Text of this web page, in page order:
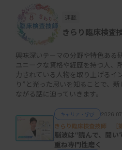
された検査業務をしっかり
した。認定資格の取得にも
される形で日本臨床検査同
（微生物学）を取得したの
悶々と悩んだ30代、他
との出会い
―施設外の活動を始めたき
い。
連載
きらり臨床検査
興味深いテーマの分野や特色ある
ユニークな資格や経歴を持つ人、
力されている人物を取り上げるイ
り”と光った思いを知ることで、
ながる話に迫っていきます。
キャリア・学び
きらり臨床検査技師 ［
都第一赤十字病院検査
脳波は“読んで、聞
重ね専門性磨く